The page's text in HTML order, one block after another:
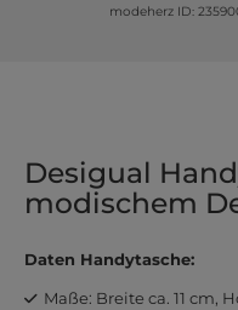
modeherz ID:
Desigual
modischem
Daten Handytasche:
Maße: Breite ca. 11 cm,